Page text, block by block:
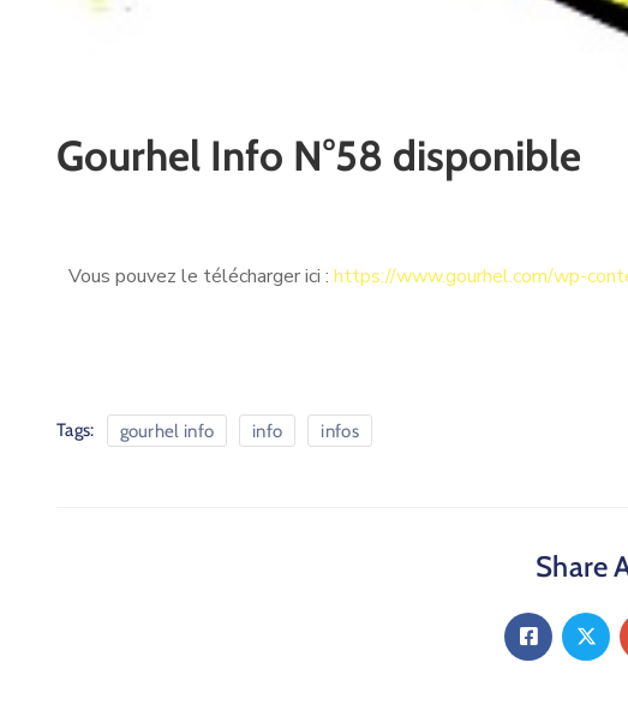
Gourhel Info N°58 disponible
Vous pouvez le télécharger ici : https://www.gourhel.com/wp-
Tags: gourhel info info infos
Share